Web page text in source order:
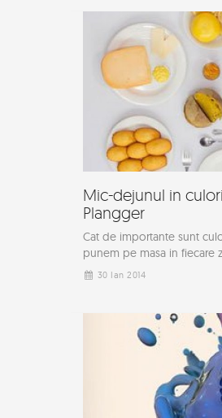
Mic-dejunul in
Plangger
Cat de importante sunt
punem pe masa in fiecare
30 Ian 2014